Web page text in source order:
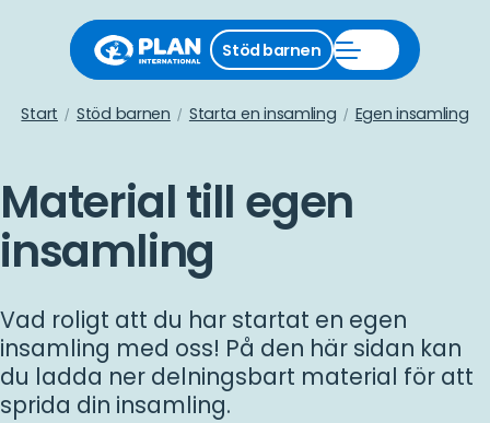
Start Stöd barnen Starta en insamling Egen insamling
Stäng
stödmeny
Stöd barnen
Stöd
barnen
Öppna
meny
Material till egen
insamling
Vad roligt att du har startat en egen
insamling med oss! På den här sidan kan
du ladda ner delningsbart material för att
sprida din insamling.